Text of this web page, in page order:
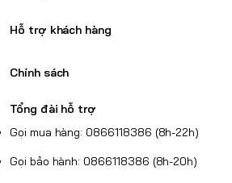
Hỗ trợ khách hàng
Chính sách
Tổng đài hỗ trợ
Gọi mua hàng: 0866118386 (8h-22h)
Gọi bảo hành: 0866118386 (8h-20h)